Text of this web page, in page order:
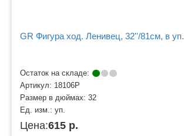
GR Фигура ход. Ленивец, 32''/81см, в уп.
Остаток на складе:
Артикул: 18106P
Размер в дюймах: 32
Ед. изм.: уп.
Цена:615 р.